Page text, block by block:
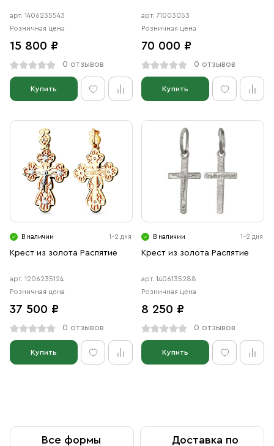
арт. 1406235543
Розничная цена
15 800 ₽
0 отзывов
Купить
арт. 71003053
Розничная цена
70 000 ₽
0 отзывов
Купить
В наличии 1-2 дня
Крест из золота Распятие
арт. 1206235124
Розничная цена
37 500 ₽
0 отзывов
Купить
В наличии 1-2 дня
Крест из золота Распятие
арт. 1406135288
Розничная цена
8 250 ₽
0 отзывов
Купить
Все формы
Доставка по